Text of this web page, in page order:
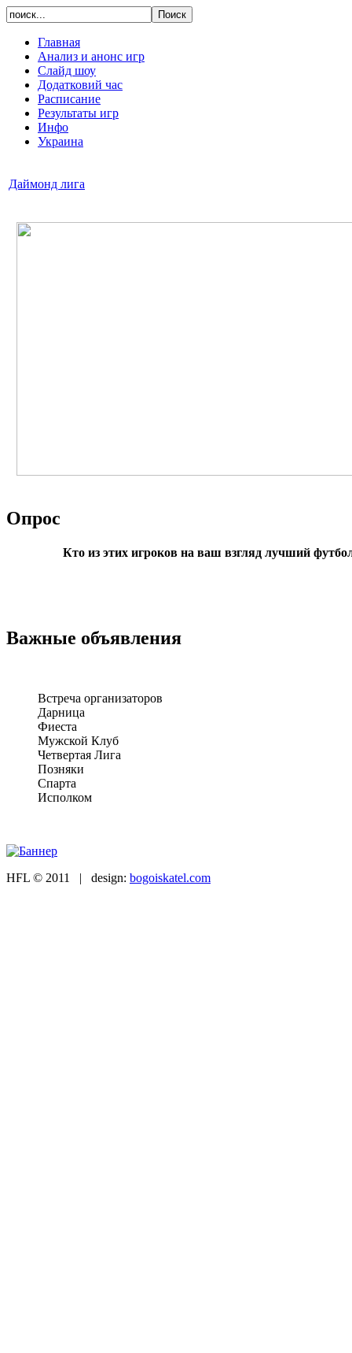
Главная
Анализ и анонс игр
Слайд шоу
Додатковий час
Расписание
Результаты игр
Инфо
Украина
Даймонд лига
Опрос
Кто из этих игроков на ваш взгляд лучший
Важные объявления
Встреча организаторов
Дарница
Фиеста
Мужской Клуб
Четвертая Лига
Позняки
Спарта
Исполком
HFL © 2011 | design: bogoiskatel.com